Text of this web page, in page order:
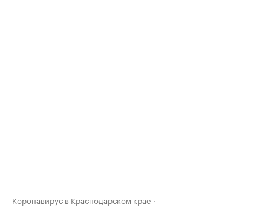
Коронавирус в Краснодарском крае